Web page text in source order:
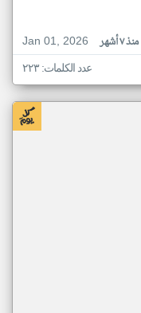
Jan 01, 2026
منذ ٧ أشهر
عدد الكلمات: ٢٢٣